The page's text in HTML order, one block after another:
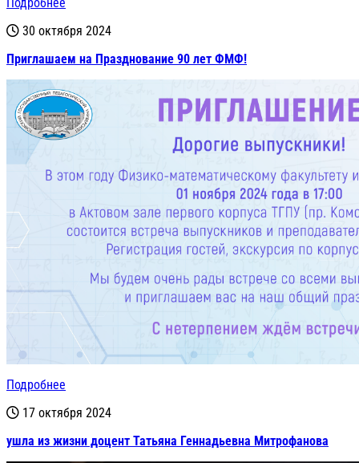
30 октября 2024
Приглашаем на Празднование 90 лет ФМФ!
Подробнее
17 октября 2024
ушла из жизни доцент Татьяна Геннадьевна Митрофанова